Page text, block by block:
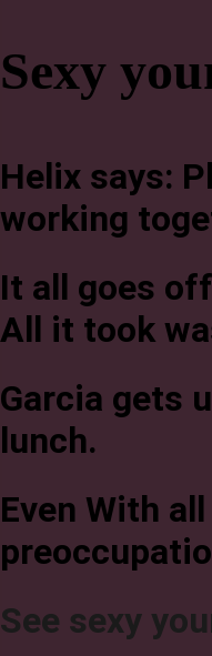
Sexy
Helix says:
working
It all goes
All it took
Garcia gets
lunch.
Even With
See sexy